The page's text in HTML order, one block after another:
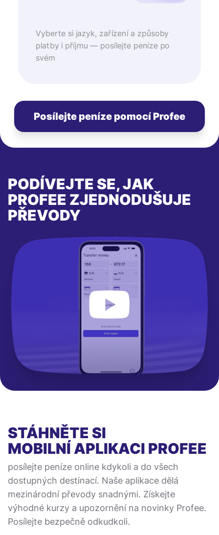
Vyberte si jazyk, zařízení a způsoby
platby i příjmu — posílejte peníze po
svém
Posílejte peníze pomocí Profee
PODÍVEJTE SE, JAK
PROFEE ZJEDNODUŠUJE
PŘEVODY
STÁHNĚTE SI
MOBILNÍ APLIKACI PROFEE
posílejte peníze online kdykoli a do všech
dostupných destinací. Naše aplikace dělá
mezinárodní převody snadnými. Získejte
výhodné kurzy a upozornění na novinky Profee.
Posílejte bezpečně odkudkoli.